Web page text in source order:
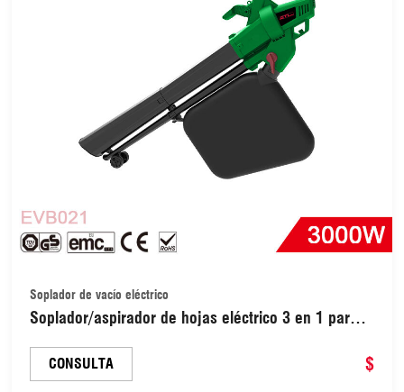
Soplador de vacío eléctrico
Soplador/aspirador de hojas eléctrico 3 en 1 para
(EVB021)
CONSULTA $